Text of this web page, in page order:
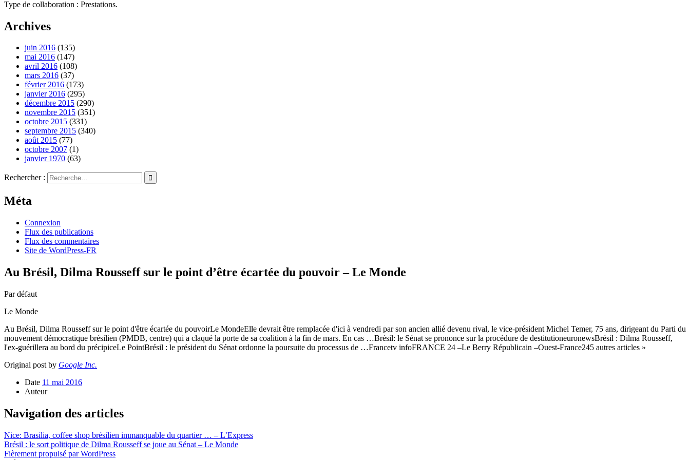
Type de collaboration : Prestations.
Archives
juin 2016 (135)
mai 2016 (147)
avril 2016 (108)
mars 2016 (37)
février 2016 (173)
janvier 2016 (295)
décembre 2015 (290)
novembre 2015 (351)
octobre 2015 (331)
septembre 2015 (340)
août 2015 (77)
octobre 2007 (1)
janvier 1970 (63)
Rechercher :
Méta
Connexion
Flux des publications
Flux des commentaires
Site de WordPress-FR
Au Brésil, Dilma Rousseff sur le point d’être écartée du pouvoir – Le Monde
Par défaut
Le Monde
Au Brésil, Dilma Rousseff sur le point d'être écartée du pouvoirLe MondeElle devrait être remplacée d'ici à vendredi par son ancien allié devenu rival, le vice-président Michel Temer, 75 ans, dirigeant du Parti du
mouvement démocratique brésilien (PMDB, centre) qui a claqué la porte de sa coalition à la fin de mars. En cas …Brésil: le Sénat se prononce sur la procédure de destitutioneuronewsBrésil : Dilma Rousseff,
l'ex-guérillera au bord du précipiceLe PointBrésil : le président du Sénat ordonne la poursuite du processus de …Francetv infoFRANCE 24 –Le Berry Républicain –Ouest-France245 autres articles »
Original post by Google Inc.
Date 11 mai 2016
Auteur
Navigation des articles
Nice: Brasilia, coffee shop brésilien immanquable du quartier … – L’Express
Brésil : le sort politique de Dilma Rousseff se joue au Sénat – Le Monde
Fièrement propulsé par WordPress